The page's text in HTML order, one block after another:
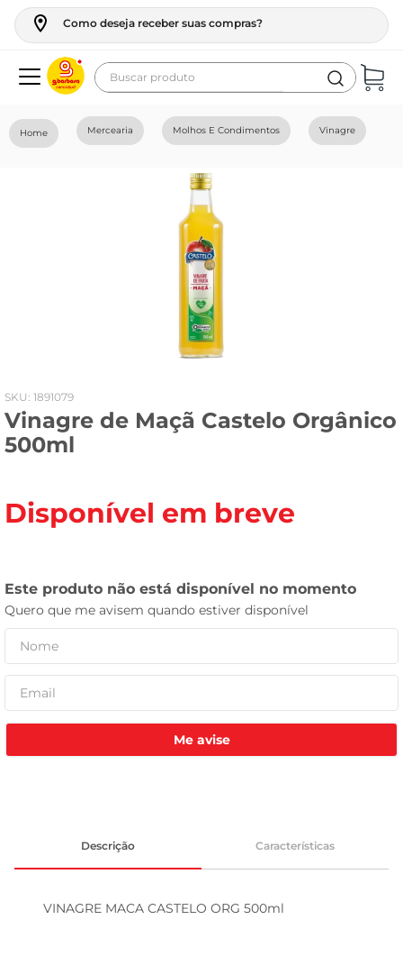
Como deseja receber suas compras?
Buscar produto
Mercearia Molhos E Condimentos Vinagre
: 1891079
Vinagre de Maçã Castelo Orgânico
500ml
Disponível em breve
Me avise
Descrição Características
VINAGRE MACA CASTELO ORG 500ml
geladeira
tv
leite pó